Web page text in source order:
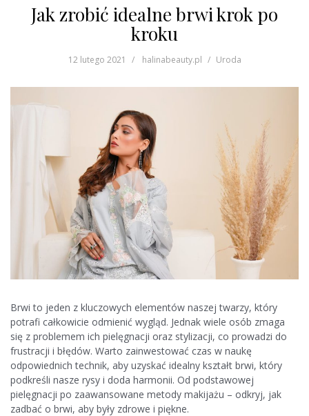
Jak zrobić idealne brwi krok po
kroku
12 lutego 2021 halinabeauty.pl Uroda
Brwi to jeden z kluczowych elementów naszej twarzy, który
potrafi całkowicie odmienić wygląd. Jednak wiele osób zmaga
się z problemem ich pielęgnacji oraz stylizacji, co prowadzi do
frustracji i błędów. Warto zainwestować czas w naukę
odpowiednich technik, aby uzyskać idealny kształt brwi, który
podkreśli nasze rysy i doda harmonii. Od podstawowej
pielęgnacji po zaawansowane metody makijażu – odkryj, jak
zadbać o brwi, aby były zdrowe i piękne.